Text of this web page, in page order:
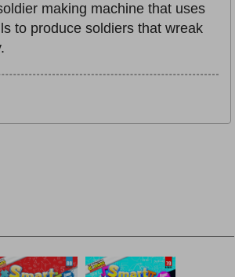
making machine that uses
to produce soldiers that wreak